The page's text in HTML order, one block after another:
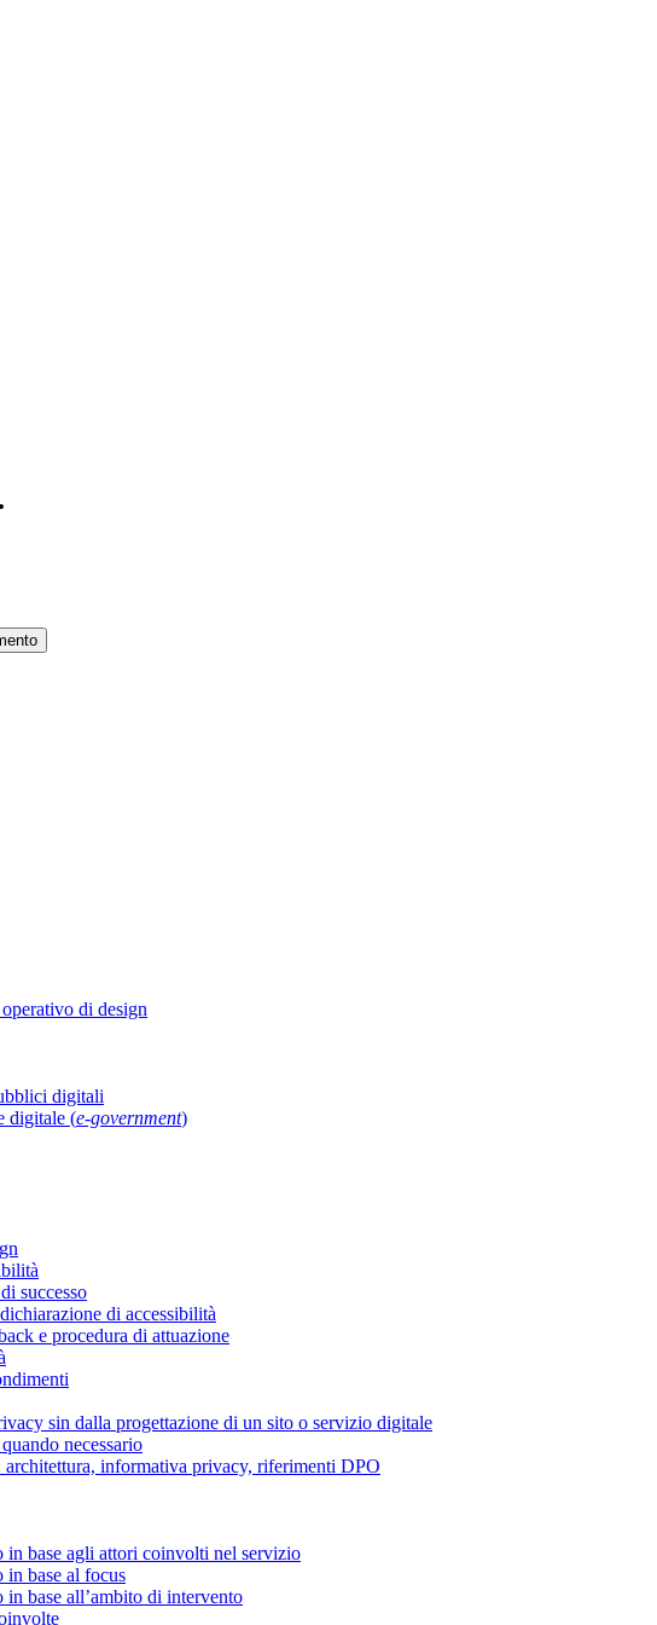
di design
digitali
digitale (e-government)
successo
di accessibilità
e procedura di attuazione
sin dalla progettazione di un sito o servizio digitale
necessario
architettura, informativa privacy, riferimenti DPO
base agli attori coinvolti nel servizio
base al focus
base all’ambito di intervento